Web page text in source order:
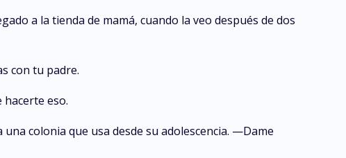
a la tienda de mamá, cuando la veo después de dos
con tu padre.
eso.
colonia que usa desde su adolescencia. —Dame